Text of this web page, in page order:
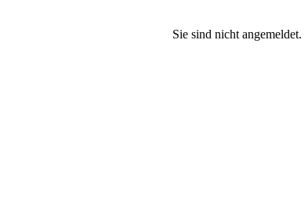
Sie sind nicht angemeldet.